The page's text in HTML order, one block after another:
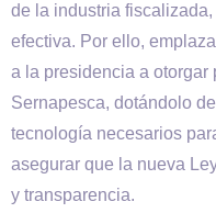
de la industria
efectiva. Por ello,
a la presidencia a otorgar
Sernapesca, dotándolo
tecnología necesarios
asegurar que la nueva
y transparencia.